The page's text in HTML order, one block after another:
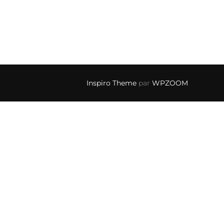
Inspiro Theme par WPZOOM